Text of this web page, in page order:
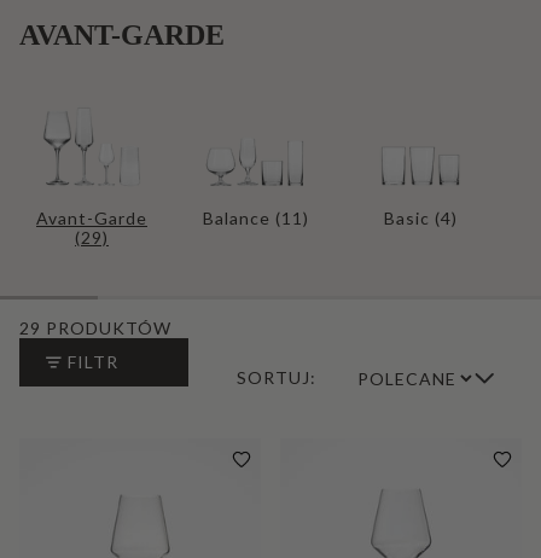
AVANT-GARDE
Avant-Garde
(29)
Balance (11) Basic (4)
29 PRODUKTÓW
FILTR
SORTUJ: